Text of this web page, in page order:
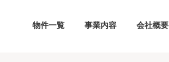
物件一覧 事業内容 会社概要